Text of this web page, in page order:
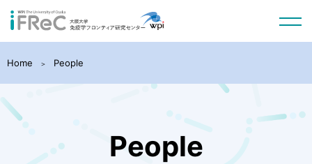
Home People
People